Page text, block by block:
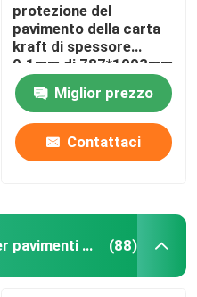
protezione del
pavimento della carta
kraft di spessore
0.1mm di 787*1092mm
889*1194mm
Miglior prezzo
Contattaci
Carta del rivestimento per pavimenti della costruzione (88)